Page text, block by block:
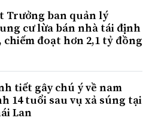
Trưởng ban quản lý
cư lừa bán nhà tái định
chiếm đoạt hơn 2,1 tỷ đồng
tiết gây chú ý về nam
14 tuổi sau vụ xả súng tại
Lan